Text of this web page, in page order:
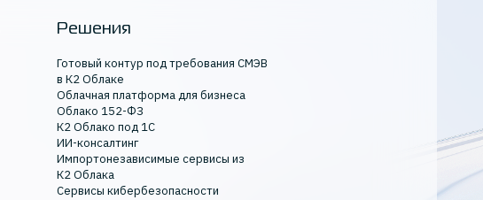
Решения
Готовый контур под требования СМЭВ
в К2 Облаке
Облачная платформа для бизнеса
Облако 152-ФЗ
К2 Облако под 1С
ИИ-консалтинг
Импортонезависимые сервисы из
К2 Облака
Сервисы кибербезопасности